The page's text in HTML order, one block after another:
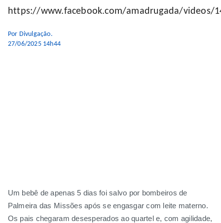
https://www.facebook.com/amadrugada/videos/
Por Divulgação.
27/06/2025 14h44
Um bebê de apenas 5 dias foi salvo por bombeiros de
Palmeira das Missões após se engasgar com leite materno.
Os pais chegaram desesperados ao quartel e, com agilidade,